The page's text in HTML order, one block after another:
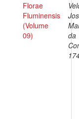
Florae
Fluminensis
(Volume
09)
da